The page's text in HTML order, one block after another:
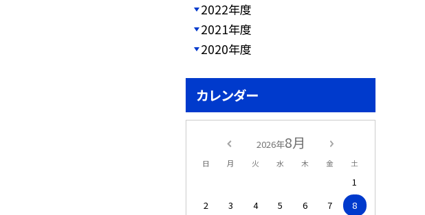
2022年度
2021年度
2020年度
カレンダー
2026年8月
日 月 火 水 木 金 土
1
2
3 4 5 6 7
8